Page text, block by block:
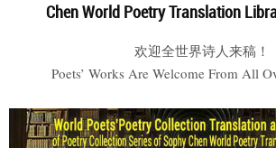
Chen World Poetry Translation
欢迎全世界诗人来稿！
Poets’ Works Are Welcome From All